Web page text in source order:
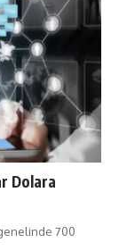
Dolara
700